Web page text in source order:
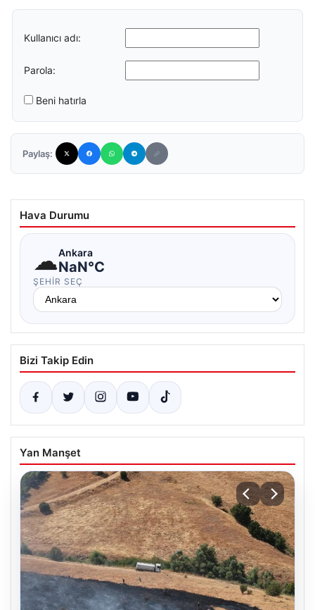
Kullanıcı adı:
Parola:
Beni hatırla
Paylaş:
Hava Durumu
☁Ankara
NaN°C
ŞEHIR SEÇ
Bizi Takip Edin
Yan Manşet